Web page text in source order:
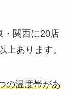
・関西に20店
上あります。
の温度帯があ